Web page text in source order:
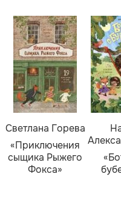
Светлана Горева
«Приключения
сыщика Рыжего
Фокса»